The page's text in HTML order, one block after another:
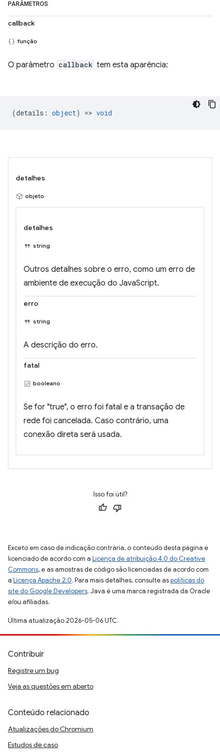
PARÂMETROS
callback
função
O parâmetro callback tem esta aparência:
(details : object) => void
detalhes
objeto
detalhes
string
Outros detalhes sobre o erro, como um erro de
ambiente de execução do JavaScript.
erro
string
A descrição do erro.
fatal
booleano
Se for "true", o erro foi fatal e a transação de
rede foi cancelada. Caso contrário, uma
conexão direta será usada.
Isso foi útil?
Exceto em caso de indicação contrária, o conteúdo desta página é
licenciado de acordo com a Licença de atribuição 4.0 do Creative
Commons, e as amostras de código são licenciadas de acordo com
a Licença Apache 2.0. Para mais detalhes, consulte aspolíticas do
site do Google Developers. Java é uma marca registrada da Oracle
e/ou afiliadas.
Última atualização 2026-05-06 UTC.
Contribuir
Registre um bug
Veja as questões em aberto
Conteúdo relacionado
Atualizações do Chromium
Estudos de caso